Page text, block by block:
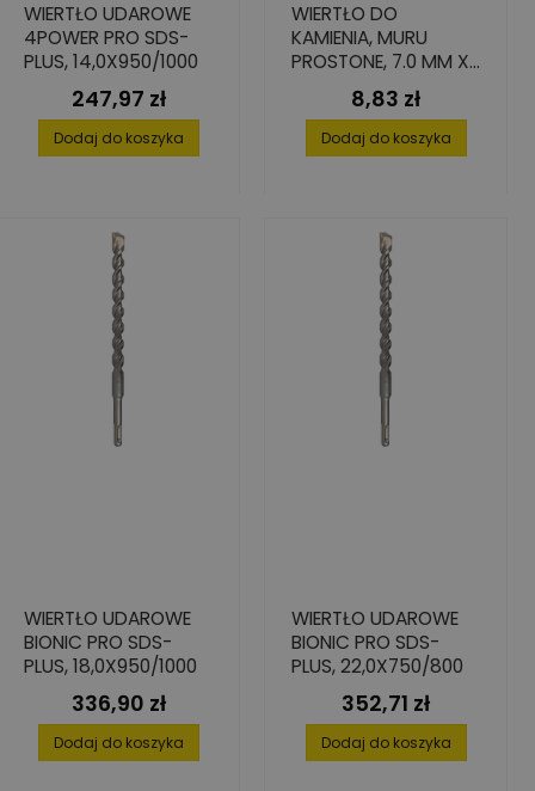
WIERTŁO UDAROWE
4POWER PRO SDS-
PLUS, 14,0X950/1000
Cena
247,97 zł
Dodaj do koszyka
WIERTŁO DO
KAMIENIA, MURU
PROSTONE, 7.0 MM X
85 MM X 150 MM
Cena
8,83 zł
Dodaj do koszyka
WIERTŁO UDAROWE
BIONIC PRO SDS-
PLUS, 18,0X950/1000
Cena
336,90 zł
Dodaj do koszyka
WIERTŁO UDAROWE
BIONIC PRO SDS-
PLUS, 22,0X750/800
Cena
352,71 zł
Dodaj do koszyka